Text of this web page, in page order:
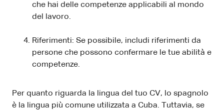
che hai delle competenze applicabili al mondo
del lavoro.
Riferimenti: Se possibile, includi riferimenti da
persone che possono confermare le tue abilità e
competenze.
Per quanto riguarda la lingua del tuo CV, lo spagnolo
è la lingua più comune utilizzata a Cuba. Tuttavia, se